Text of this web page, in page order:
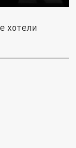
хотели